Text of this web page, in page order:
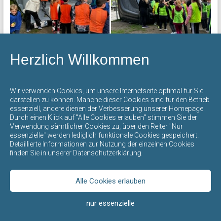
Herzlich Willkommen
Wir verwenden Cookies, um unsere Internetseite optimal für Sie
darstellen zu können. Manche dieser Cookies sind für den Betrieb
essenziell, andere dienen der Verbesserung unserer Homepage.
Durch einen Klick auf "Alle Cookies erlauben" stimmen Sie der
Verwendung sämtlicher Cookies zu, über den Reiter "Nur
essenzielle" werden lediglich funktionale Cookies gespeichert.
Detaillierte Informationen zur Nutzung der einzelnen Cookies
finden Sie in unserer Datenschutzerklärung.
Alle Cookies erlauben
nur essenzielle
und
Sprachen.
Don-Bosco-Schule | Ihre Grundschule in